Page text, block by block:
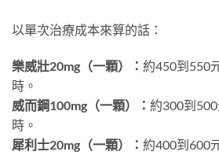
以單次治療成本來算的話：
樂威壯20mg（一顆）： 約450到550
時。
威而鋼100mg（一顆）： 約300到
時。
犀利士20mg（一顆）： 約400到600